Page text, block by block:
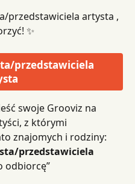
przedstawiciela artysta ,
✨
przedstawiciela
swoje Grooviz na
z którymi
znajomych i rodziny:
przedstawiciela
odbiorcę”